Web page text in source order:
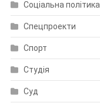
Соціальна політика
Спецпроекти
Спорт
Студія
Суд